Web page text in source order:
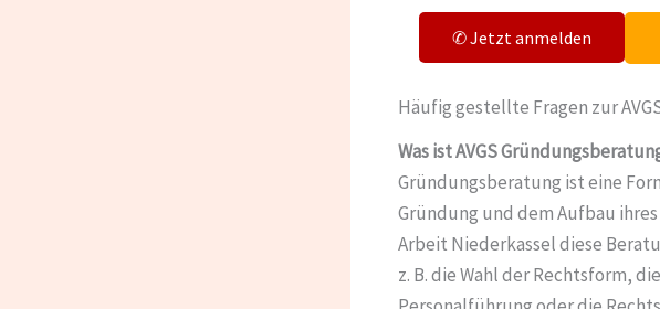
✆ Jetzt anmelden
Häufig gestellte Fragen zur
Was ist AVGS
Gründungsberatung ist eine
Gründung und dem Aufbau
Arbeit Niederkassel diese
z. B. die Wahl der Rechtsform,